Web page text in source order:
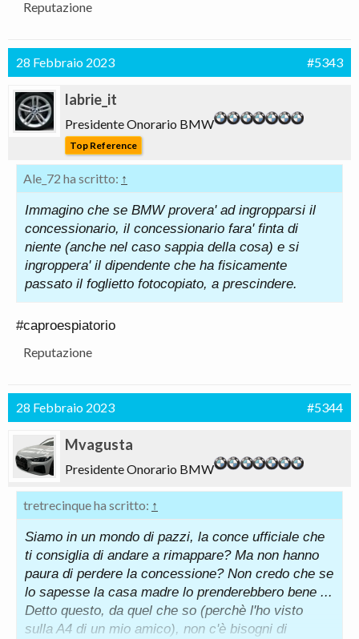
Reputazione
28 Febbraio 2023 #5343
labrie_it
Presidente Onorario BMW
Top Reference
Ale_72 ha scritto: ↑
Immagino che se BMW provera' ad ingropparsi il
concessionario, il concessionario fara' finta di
niente (anche nel caso sappia della cosa) e si
ingroppera' il dipendente che ha fisicamente
passato il foglietto fotocopiato, a prescindere.
#caproespiatorio
Reputazione
28 Febbraio 2023 #5344
Mvagusta
Presidente Onorario BMW
tretrecinque ha scritto: ↑
Siamo in un mondo di pazzi, la conce ufficiale che
ti consiglia di andare a rimappare? Ma non hanno
paura di perdere la concessione? Non credo che se
lo sapesse la casa madre lo prenderebbero bene ...
Detto questo, da quel che so (perchè l'ho visto
sulla A4 di un mio amico), non c'è bisogni di